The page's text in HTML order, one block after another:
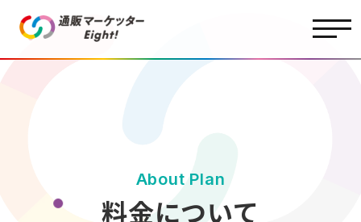
About Plan
料金について